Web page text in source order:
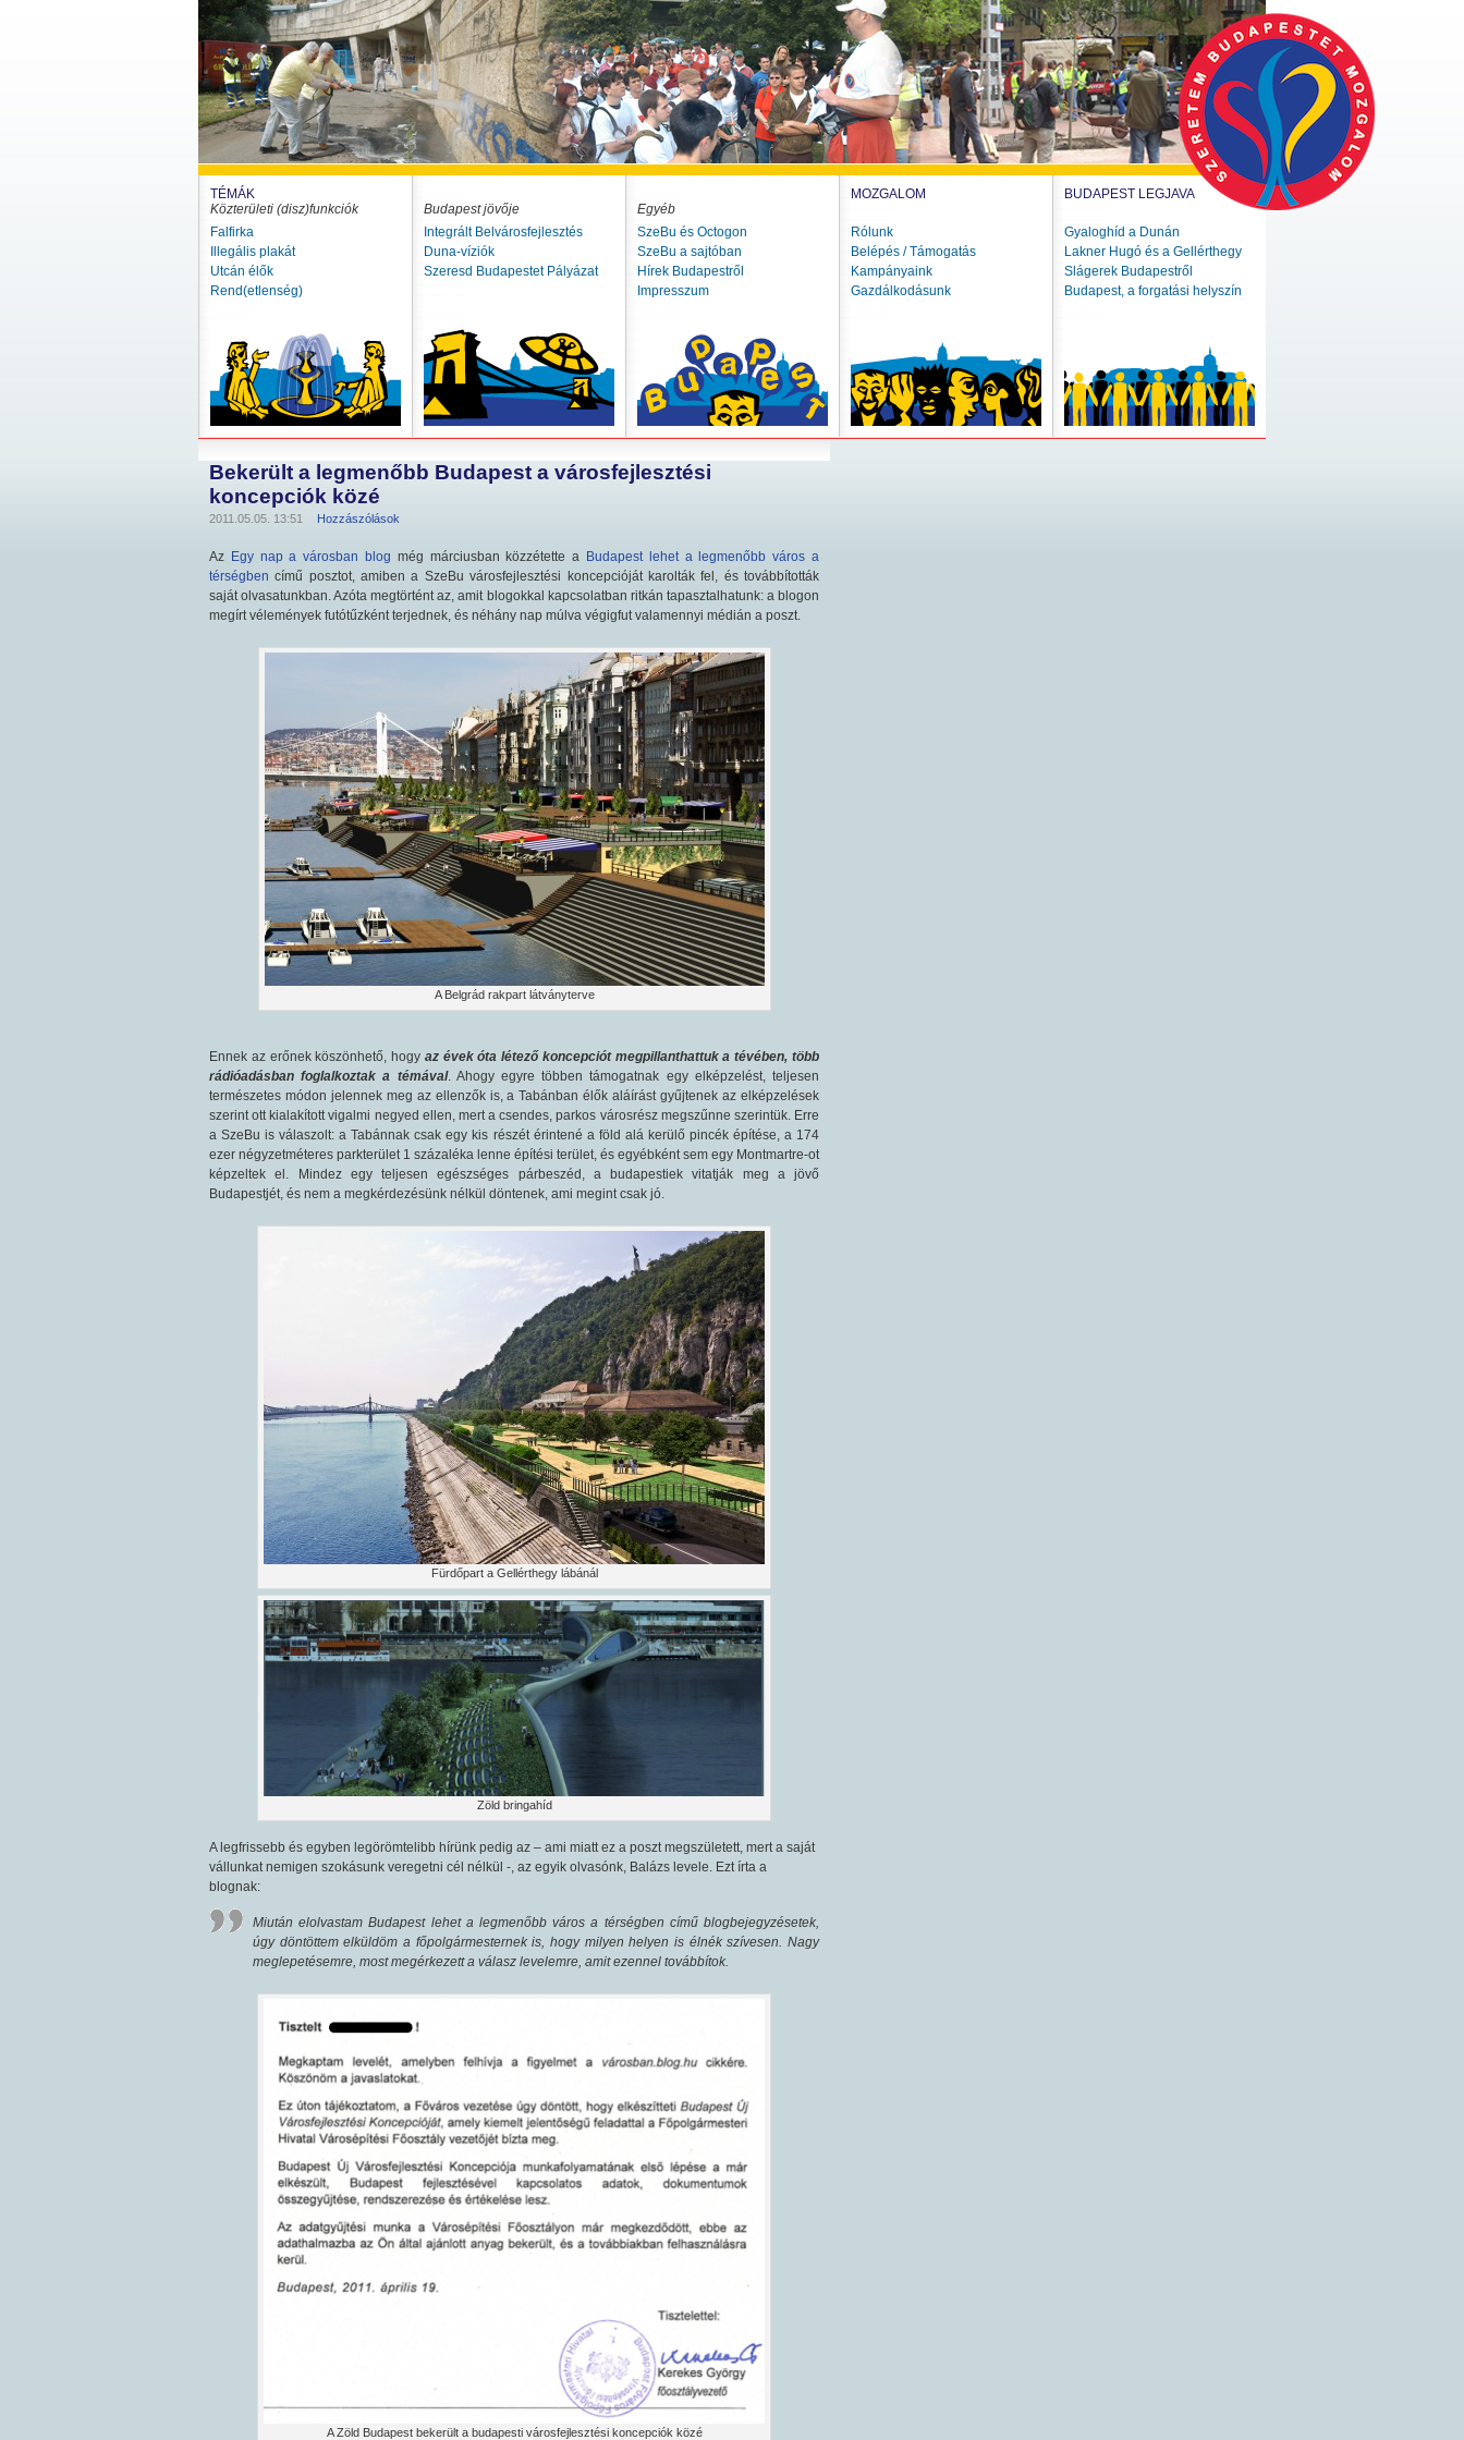
TÉMÁK
Közterületi (disz)funkciók
Falfirka
Illegális plakát
Utcán élők
Rend(etlenség)
Budapest jövője
Integrált Belvárosfejlesztés
Duna-víziók
Szeresd Budapestet Pályázat
Egyéb
SzeBu és Octogon
SzeBu a sajtóban
Hírek Budapestről
Impresszum
MOZGALOM
Rólunk
Belépés / Támogatás
Kampányaink
Gazdálkodásunk
BUDAPEST LEGJAVA
Gyaloghíd a Dunán
Lakner Hugó és a Gellérthegy
Slágerek Budapestről
Budapest, a forgatási helyszín
Bekerült a legmenőbb Budapest a városfejlesztési
koncepciók közé
2011.05.05. 13:51 Hozzászólások
Az Egy nap a városban blog még márciusban közzétette a Budapest lehet a legmenőbb város a
térségben című posztot, amiben a SzeBu városfejlesztési koncepcióját karolták fel, és továbbították
saját olvasatunkban. Azóta megtörtént az, amit blogokkal kapcsolatban ritkán tapasztalhatunk: a blogon
megírt vélemények futótűzként terjednek, és néhány nap múlva végigfut valamennyi médián a poszt.
A Belgrád rakpart látványterve
Ennek az erőnek köszönhető, hogy az évek óta létező koncepciót megpillanthattuk a tévében, több
rádióadásban foglalkoztak a témával. Ahogy egyre többen támogatnak egy elképzelést, teljesen
természetes módon jelennek meg az ellenzők is, a Tabánban élők aláírást gyűjtenek az elképzelések
szerint ott kialakított vigalmi negyed ellen, mert a csendes, parkos városrész megszűnne szerintük. Erre
a SzeBu is válaszolt: a Tabánnak csak egy kis részét érintené a föld alá kerülő pincék építése, a 174
ezer négyzetméteres parkterület 1 százaléka lenne építési terület, és egyébként sem egy Montmartre-ot
képzeltek el. Mindez egy teljesen egészséges párbeszéd, a budapestiek vitatják meg a jövő
Budapestjét, és nem a megkérdezésünk nélkül döntenek, ami megint csak jó.
Fürdőpart a Gellérthegy lábánál
Zöld bringahíd
A legfrissebb és egyben legörömtelibb hírünk pedig az – ami miatt ez a poszt megszületett, mert a saját
vállunkat nemigen szokásunk veregetni cél nélkül -, az egyik olvasónk, Balázs levele. Ezt írta a
blognak:
Miután elolvastam Budapest lehet a legmenőbb város a térségben című blogbejegyzésetek,
úgy döntöttem elküldöm a főpolgármesternek is, hogy milyen helyen is élnék szívesen. Nagy
meglepetésemre, most megérkezett a válasz levelemre, amit ezennel továbbítok.
A Zöld Budapest bekerült a budapesti városfejlesztési koncepciók közé